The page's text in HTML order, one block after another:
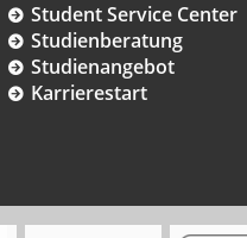
Student Service Center
Studienberatung
Studienangebot
Karrierestart